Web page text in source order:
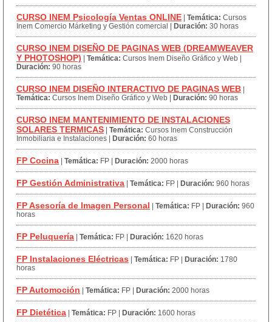
CURSO INEM Psicología Ventas ONLINE Temática: Cursos
Inem Comercio Márketing y Gestión comercial
Duración: 30 horas
CURSO INEM DISEÑO DE PAGINAS WEB (DREAMWEAVER
Y PHOTOSHOP)
Temática: Cursos Inem Diseño Gráfico y Web
Duración: 90 horas
CURSO INEM DISEÑO INTERACTIVO DE PAGINAS WEB
Temática: Cursos Inem Diseño Gráfico y Web Duración: 90 horas
CURSO INEM MANTENIMIENTO DE INSTALACIONES
SOLARES TERMICAS
Temática: Cursos Inem Construcción
Inmobiliaria e Instalaciones
Duración: 60 horas
FP Cocina Temática: FP Duración: 2000 horas
FP Gestión Administrativa Temática: FP Duración: 960 horas
FP Asesoría de Imagen Personal Temática: FP Duración: 960
horas
FP Peluquería Temática: FP Duración: 1620 horas
FP Instalaciones Eléctricas Temática: FP Duración: 1780
horas
FP Automoción Temática: FP Duración: 2000 horas
FP Dietética Temática: FP Duración: 1600 horas